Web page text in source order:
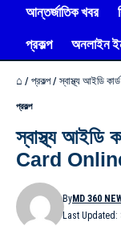
আন্তর্জাতিক খবর
প্রকল্প
অনলাইন
⌂ / প্রকল্প/স্বাস্থ্য আইডি
প্রকল্প
স্বাস্থ্য আইডি
Card
Last Updated:
ByMD 360